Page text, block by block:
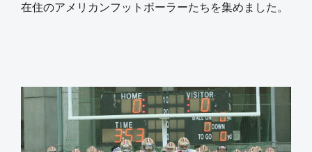
在住のアメリカンフットボーラーたちを集めました。